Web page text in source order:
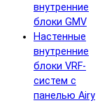
внутренние
блоки GMV
Настенные
внутренние
блоки VRF-
систем с
панелью Airy